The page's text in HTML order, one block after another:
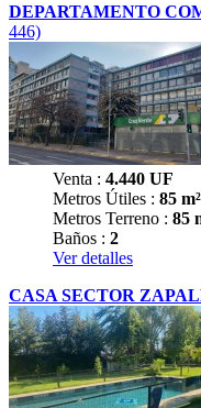
DEPARTAMENTO
446)
Venta : 4.440 UF
Metros Útiles : 85 m²
Metros Terreno : 85
Baños : 2
Ver detalles
CASA SECTOR